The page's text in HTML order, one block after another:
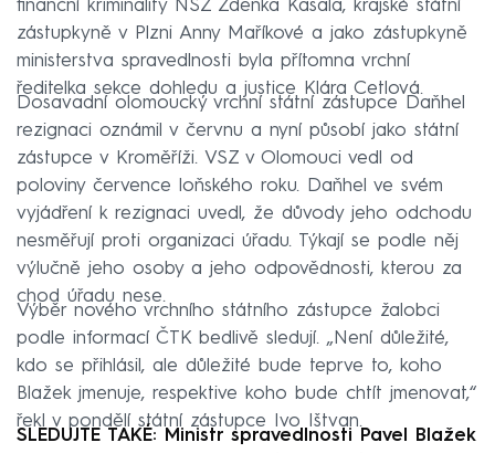
finanční kriminality NSZ Zdeňka Kasala, krajské státní
zástupkyně v Plzni Anny Maříkové a jako zástupkyně
ministerstva spravedlnosti byla přítomna vrchní
ředitelka sekce dohledu a justice Klára Cetlová.
Dosavadní olomoucký vrchní státní zástupce Daňhel
rezignaci oznámil v červnu a nyní působí jako státní
zástupce v Kroměříži. VSZ v Olomouci vedl od
poloviny července loňského roku. Daňhel ve svém
vyjádření k rezignaci uvedl, že důvody jeho odchodu
nesměřují proti organizaci úřadu. Týkají se podle něj
výlučně jeho osoby a jeho odpovědnosti, kterou za
chod úřadu nese.
Výběr nového vrchního státního zástupce žalobci
podle informací ČTK bedlivě sledují. „Není důležité,
kdo se přihlásil, ale důležité bude teprve to, koho
Blažek jmenuje, respektive koho bude chtít jmenovat,“
řekl v pondělí státní zástupce Ivo Ištvan.
SLEDUJTE TAKÉ: Ministr spravedlnosti Pavel Blažek